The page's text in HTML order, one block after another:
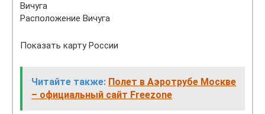
Вичуга
Расположение Вичуга
Показать карту России
Читайте также: Полет в Аэротрубе Москве
– официальный сайт Freezone